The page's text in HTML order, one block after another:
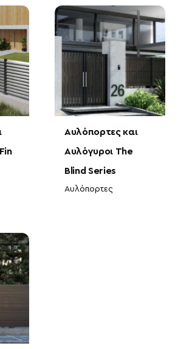
Αυλόπορτες και
Αυλόγυροι The
Blind Series
Αυλόπορτες